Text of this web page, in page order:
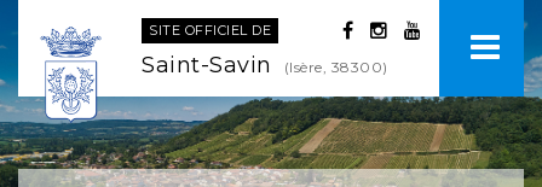
SITE OFFICIEL DE
Saint-Savin (Isère, 38300)